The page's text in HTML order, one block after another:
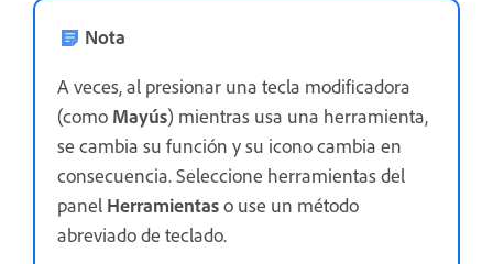
Nota
A veces, al presionar una tecla modificadora
(como Mayús) mientras usa una herramienta,
se cambia su función y su icono cambia en
consecuencia. Seleccione herramientas del
panel Herramientaso use un método
abreviado de teclado.